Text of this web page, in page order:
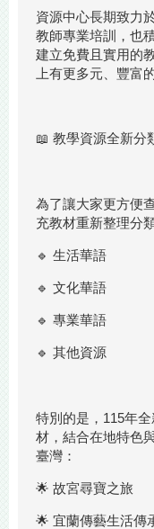
資源中心長期致力
教師專業培訓，也
建立免費且實用的
上有更多元、豐富
📖 教學資源全新分
為了讓大家更方便
充教材重新整理分
🔹 生活華語
🔹 文化華語
🔹 專業華語
🔹 其他資源
特別的是，115年
材，結合在地特色
臺灣：
🌟 故宮尋寶之旅
🌟 宜蘭傳藝生活傳